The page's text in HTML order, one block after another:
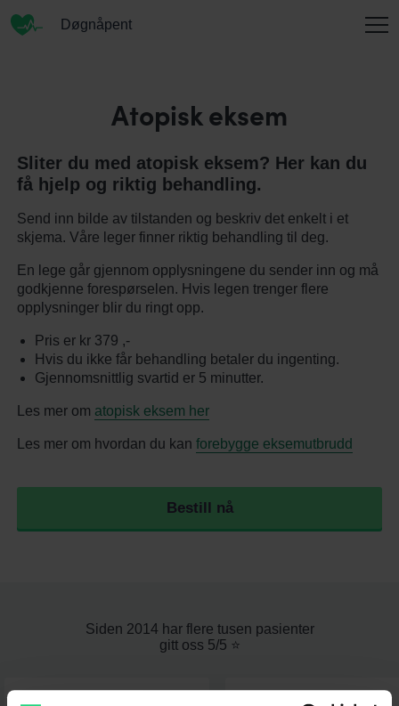
Døgnåpent
OM OSS
Atopisk eksem
Sliter du med atopisk eksem? Her kan du
få hjelp og riktig behandling.
Send inn bilde av tilstanden og beskriv det enkelt i et
skjema. Våre leger finner riktig behandling til deg.
En lege går gjennom opplysningene du sender inn og må
godkjenne forespørselen. Hvis legen trenger flere
opplysninger blir du ringt opp.
Pris er kr 379 ,-
Hvis du ikke får behandling betaler du ingenting.
Gjennomsnittlig svartid er 5 minutter.
Les mer om atopisk eksem her
Les mer om hvordan du kan forebygge eksemutbrudd
Bestill nå
Siden 2014 har flere tusen pasienter
gitt oss 5/5 ⭐️